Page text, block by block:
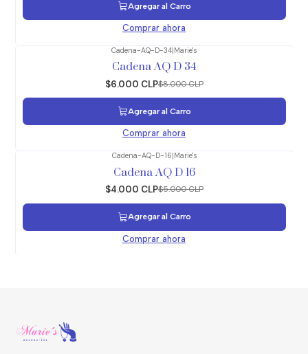
Agregar al Carro
Comprar ahora
Cadena-AQ-D-34|Marie's
Cadena AQ D 34
$6.000 CLP$8.000 CLP
Agregar al Carro
Comprar ahora
Cadena-AQ-D-16|Marie's
Cadena AQ D 16
$4.000 CLP$5.000 CLP
Agregar al Carro
Comprar ahora